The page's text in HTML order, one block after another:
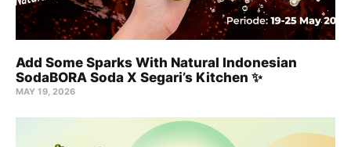
Add Some Sparks With Natural Indonesian
SodaBORA Soda X Segari’s Kitchen ✨
MAY 19, 2026